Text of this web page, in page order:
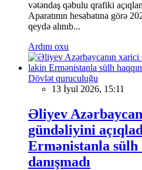
vətəndaş qəbulu qrafiki
Aparatının hesabatına görə
qeydə alınıb...
Ardını oxu
Dövlət quruculuğu
13 İyul 2026, 15:11
Əliyev
gündəliyini
Ermənistanla sülh
danışmadı